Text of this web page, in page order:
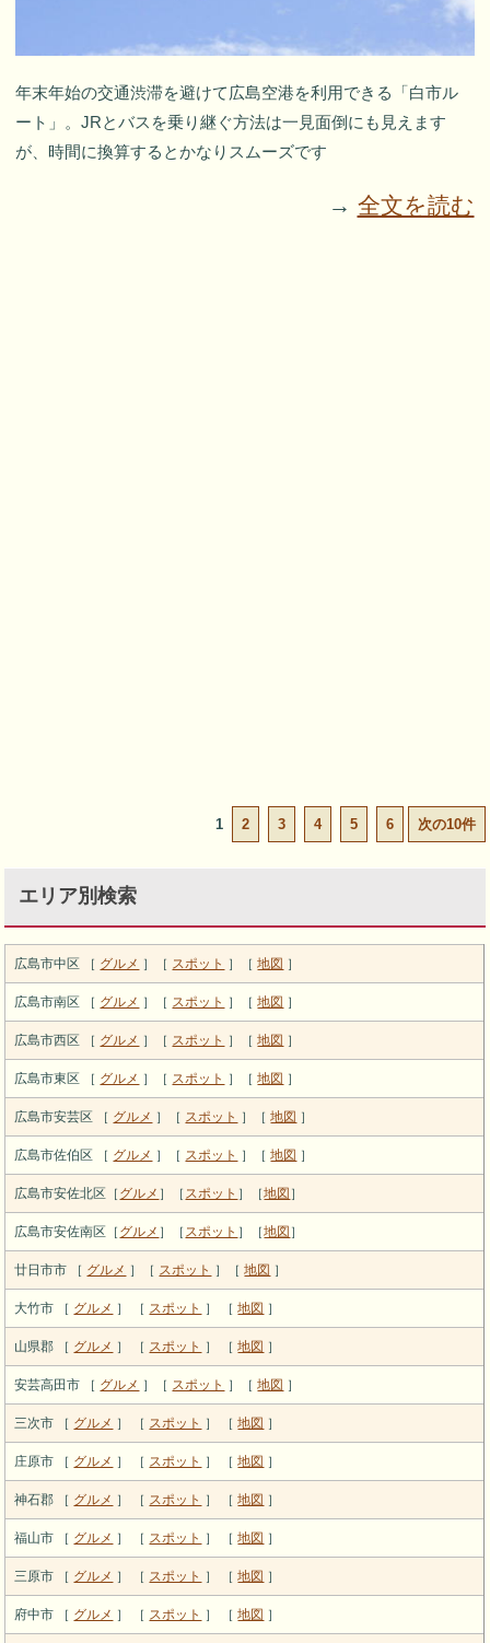
年末年始の交通渋滞を避けて広島空港を利用できる「白市ル
ート」。JRとバスを乗り継ぐ方法は一見面倒にも見えます
が、時間に換算するとかなりスムーズです
→ 全文を読む
1 2 3 4 5 6 次の10件
エリア別検索
広島市中区 ［ グルメ ］［ スポット ］［地図 ］
広島市南区 ［ グルメ ］［ スポット ］［地図 ］
広島市西区 ［ グルメ ］［ スポット ］［地図 ］
広島市東区 ［ グルメ ］［ スポット ］［地図 ］
広島市安芸区 ［ グルメ ］［ スポット ］［地図 ］
広島市佐伯区 ［ グルメ ］［ スポット ］［地図 ］
広島市安佐北区［ グルメ ］［ スポット ］［地図 ］
広島市安佐南区［ グルメ ］［ スポット ］［地図 ］
廿日市市 ［ グルメ ］［ スポット ］［地図 ］
大竹市 ［ グルメ ］ ［ スポット ］ ［地図 ］
山県郡 ［ グルメ ］ ［ スポット ］ ［地図 ］
安芸高田市 ［ グルメ ］［ スポット ］［地図 ］
三次市 ［ グルメ ］ ［ スポット ］ ［地図 ］
庄原市 ［ グルメ ］ ［ スポット ］ ［地図 ］
神石郡 ［ グルメ ］ ［ スポット ］ ［地図 ］
福山市 ［ グルメ ］ ［ スポット ］ ［地図 ］
三原市 ［ グルメ ］ ［ スポット ］ ［地図 ］
府中市 ［ グルメ ］ ［ スポット ］ ［地図 ］